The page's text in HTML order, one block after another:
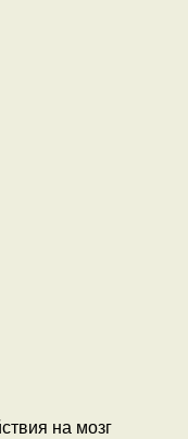
на мозг